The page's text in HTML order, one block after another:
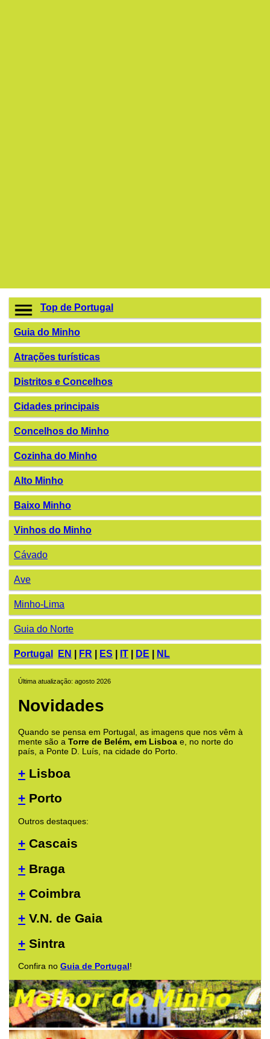
Top de Portugal
Guia do Minho
Atrações turísticas
Distritos e Concelhos
Cidades principais
Concelhos do Minho
Cozinha do Minho
Alto Minho
Baixo Minho
Vinhos do Minho
Cávado
Ave
Minho-Lima
Guia do Norte
Portugal EN FR ES IT DE NL
Última atualização: agosto 2026
Novidades
Quando se pensa em Portugal, as imagens que nos vêm à
mente são a Torre de Belém, em Lisboa e, no norte do
país, a Ponte D. Luís, na cidade do Porto.
+ Lisboa
+ Porto
Outros destaques:
+ Cascais
+ Braga
+ Coimbra
+ V.N. de Gaia
+ Sintra
Confira no Guia de Portugal!